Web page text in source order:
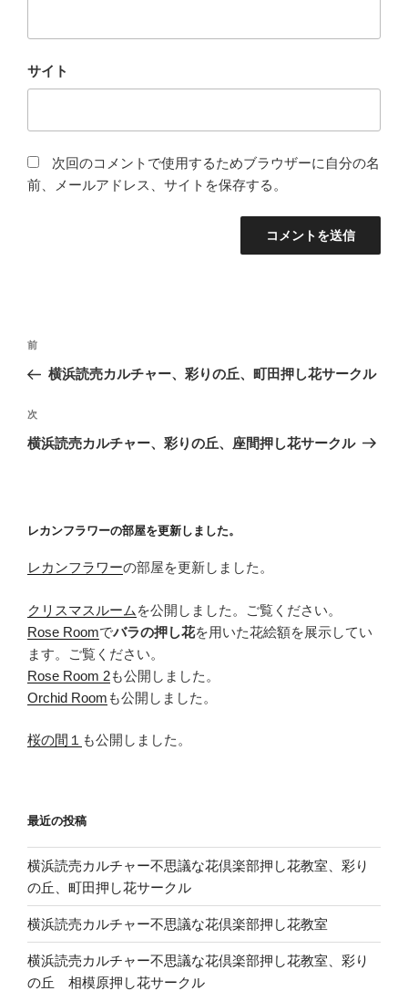
サイト
次回のコメントで使用するためブラウザーに自分の名
前、メールアドレス、サイトを保存する。
投
ナ
ビ
ゲ
ン
前
の
稿
前
横浜読売カルチャー、彩りの丘、町田押し花サークル
次
の
次
横浜読売カルチャー、彩りの丘、座間押し花サークル
レカンフラワーの部屋を更新しました。
レカンフラワーの部屋を更新しました。
クリスマスルーム を公開しました。ご覧ください。
Rose Roomでバラの押し花を用いた花絵額を展示してい
ます。ご覧ください。
Rose Room 2も公開しました。
Orchid Room も公開しました。
桜の間１ も公開しました。
最近の投稿
横浜読売カルチャー不思議な花倶楽部押し花教室、彩り
の丘、町田押し花サークル
横浜読売カルチャー不思議な花倶楽部押し花教室
横浜読売カルチャー不思議な花倶楽部押し花教室、彩り
の丘 相模原押し花サークル